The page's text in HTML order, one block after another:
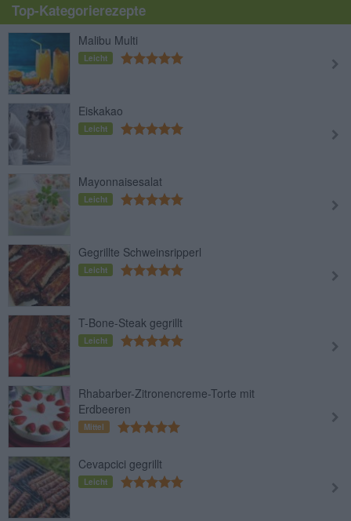
Top-Kategorierezepte
Malibu Multi
Leicht
Eiskakao
Leicht
Mayonnaisesalat
Leicht
Gegrillte Schweinsripperl
Leicht
T-Bone-Steak gegrillt
Leicht
Rhabarber-Zitronencreme-Torte mit
Erdbeeren
Mittel
Cevapcici gegrillt
Leicht